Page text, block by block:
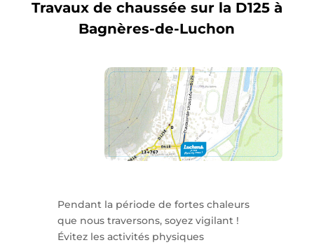
Travaux de chaussée sur la D125 à
Bagnères-de-Luchon
Pendant la période de fortes chaleurs
que nous traversons, soyez vigilant !
Évitez les activités physiques